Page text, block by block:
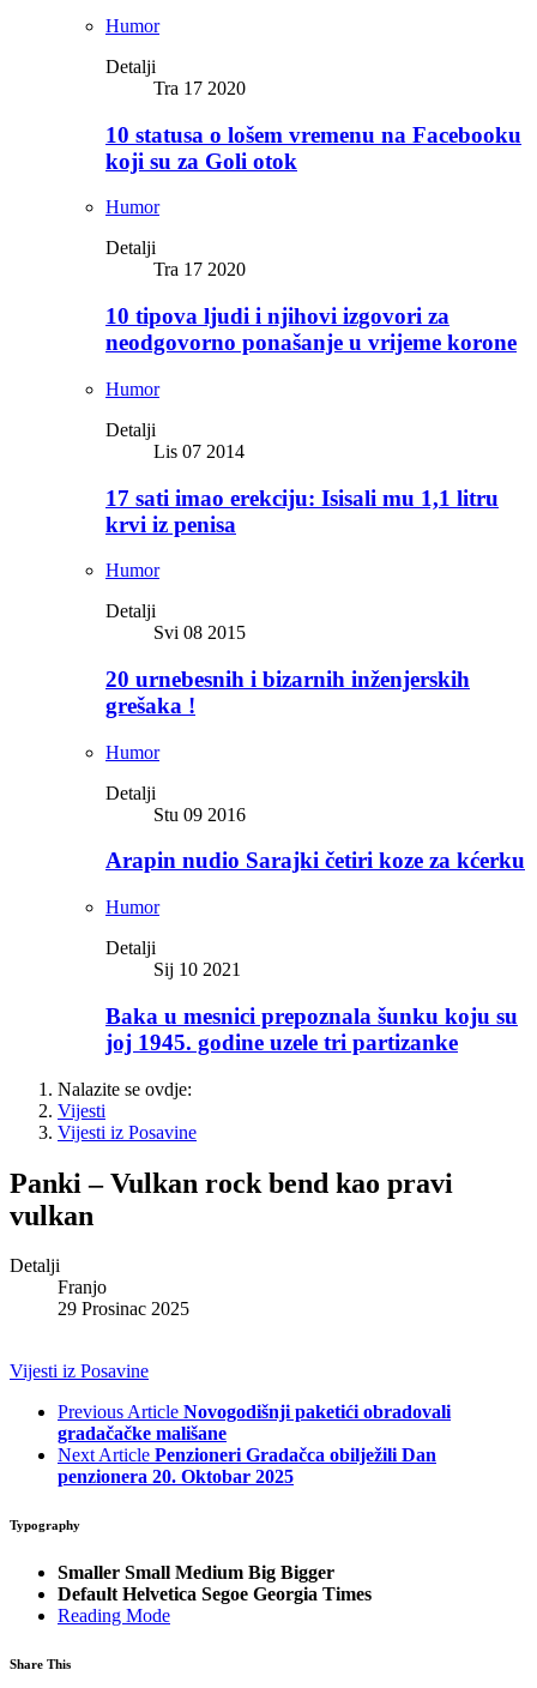
Humor
Detalji
Tra 17 2020
10 statusa o lošem vremenu na Facebooku
koji su za Goli otok
Humor
Detalji
Tra 17 2020
10 tipova ljudi i njihovi izgovori za
neodgovorno ponašanje u vrijeme korone
Humor
Detalji
Lis 07 2014
17 sati imao erekciju: Isisali mu 1,1 litru
krvi iz penisa
Humor
Detalji
Svi 08 2015
20 urnebesnih i bizarnih inženjerskih
grešaka !
Humor
Detalji
Stu 09 2016
Arapin nudio Sarajki četiri koze za kćerku
Humor
Detalji
Sij 10 2021
Baka u mesnici prepoznala šunku koju su
joj 1945. godine uzele tri partizanke
Nalazite se ovdje:
Vijesti
Vijesti iz Posavine
Panki – Vulkan rock bend kao pravi
vulkan
Detalji
Franjo
29 Prosinac 2025
Vijesti iz Posavine
Previous Article Novogodišnji paketići obradovali
gradačačke mališane
Next Article Penzioneri Gradačca obilježili Dan
penzionera 20. Oktobar 2025
Typography
Smaller Small Medium Big Bigger
Default Helvetica Segoe Georgia Times
Reading Mode
Share This